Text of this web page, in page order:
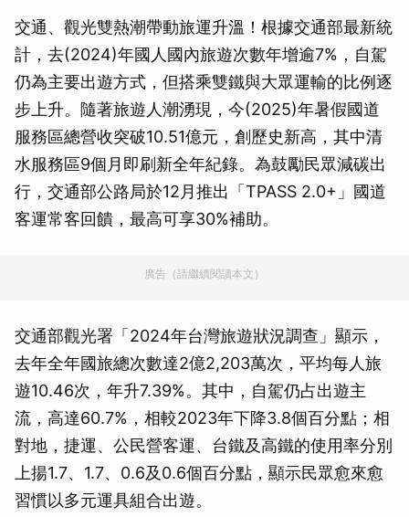
交通、觀光雙熱潮帶動旅運升溫！根據交通部最新統
計，去(2024)年國人國內旅遊次數年增逾7%，自駕
仍為主要出遊方式，但搭乘雙鐵與大眾運輸的比例逐
步上升。隨著旅遊人潮湧現，今(2025)年暑假國道
服務區總營收突破10.51億元，創歷史新高，其中清
水服務區9個月即刷新全年紀錄。為鼓勵民眾減碳出
行，交通部公路局於12月推出「TPASS 2.0+」國道
客運常客回饋，最高可享30%補助。
廣告（請繼續閱讀本文）
交通部觀光署「2024年台灣旅遊狀況調查」顯示，
去年全年國旅總次數達2億2,203萬次，平均每人旅
遊10.46次，年升7.39%。其中，自駕仍占出遊主
流，高達60.7%，相較2023年下降3.8個百分點；相
對地，捷運、公民營客運、台鐵及高鐵的使用率分別
上揚1.7、1.7、0.6及0.6個百分點，顯示民眾愈來愈
習慣以多元運具組合出遊。